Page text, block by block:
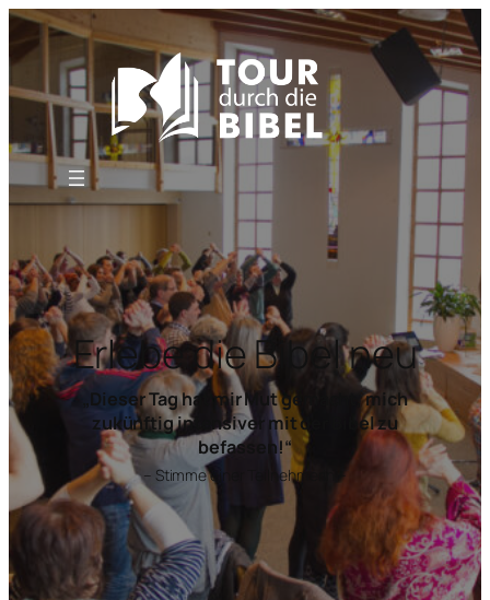
Erlebe die Bibel neu
„Dieser Tag hat mir Mut gemacht, mich
zukünftig intensiver mit der Bibel zu
befassen!“
– Stimme einer Teilnehmerin –